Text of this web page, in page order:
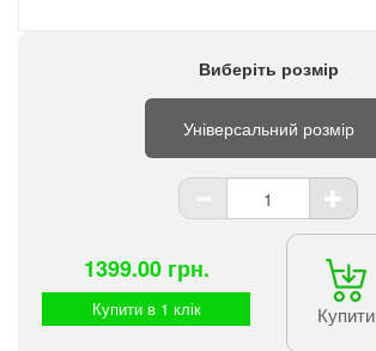
Виберіть розмір
Універсальний розмір
1399.00 грн.
Купити в 1 клік Купити